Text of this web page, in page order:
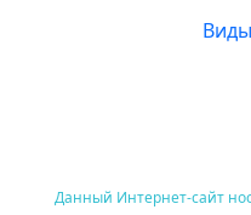
Данный Интернет-сайт